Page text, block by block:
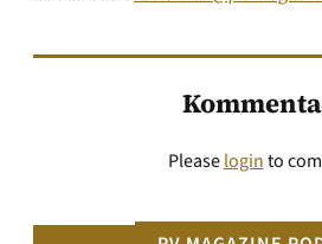
Pleaseloginto